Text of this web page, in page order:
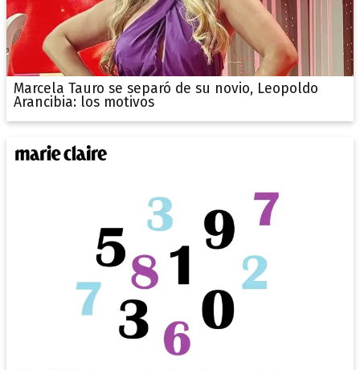
Marcela Tauro se separó de su novio, Leopoldo
Arancibia: los motivos